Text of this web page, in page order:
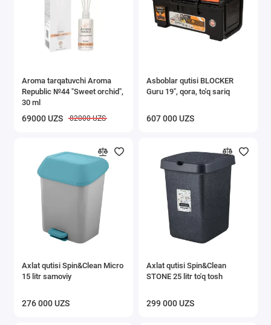
Aroma tarqatuvchi Aroma
Republic №44 "Sweet orchid",
30 ml
69000 UZS 82000 UZS
Asboblar qutisi BLOCKER
Guru 19", qora, to'q sariq
607 000 UZS
Axlat qutisi Spin&Clean Micro
15 litr samoviy
276 000 UZS
Axlat qutisi Spin&Clean
STONE 25 litr to'q tosh
299 000 UZS